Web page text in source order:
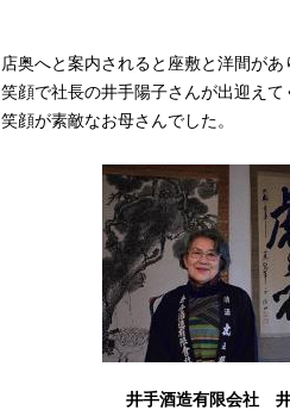
店奥へと案内されると座敷と洋間があ
笑顔で社長の井手陽子さんが出迎えて
笑顔が素敵なお母さんでした。
井手酒造有限会社